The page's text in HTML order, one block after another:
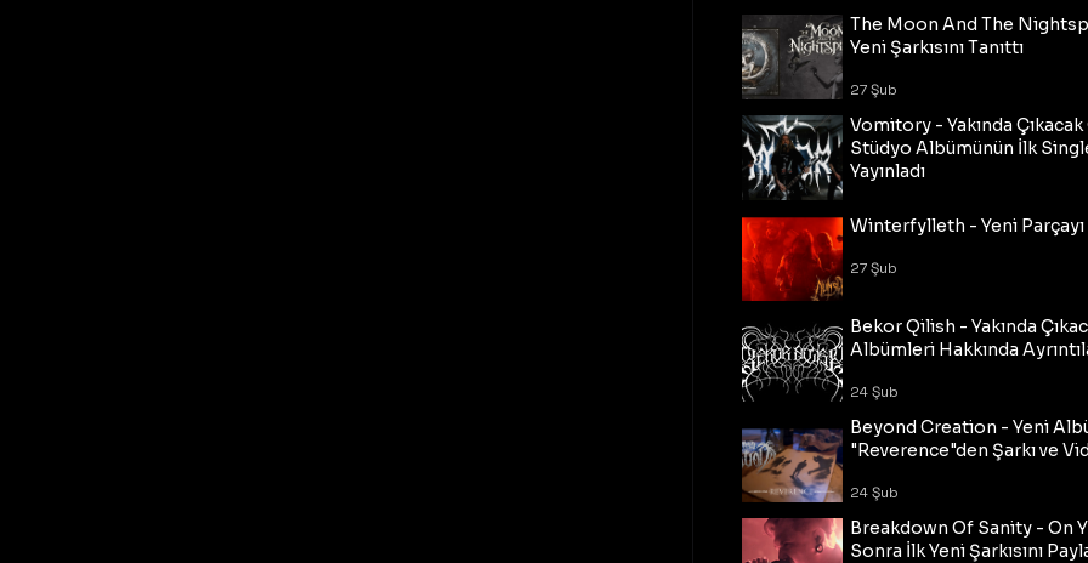
The Moon And The
Yeni Şarkısını Tanıttı
27 Şub
Vomitory - Yakında
Stüdyo Albümünün İlk
Yayınladı
Winterfylleth - Yeni Parçayı
27 Şub
Bekor Qilish - Yakında
Albümleri Hakkında
24 Şub
Beyond Creation - Yeni
"Reverence"den Şarkı ve
24 Şub
Breakdown Of Sanity - On
Sonra İlk Yeni Şarkısını